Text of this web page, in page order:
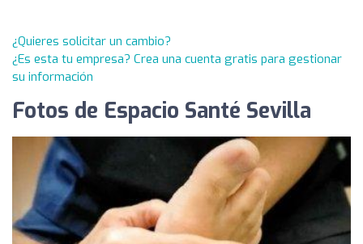
¿Quieres solicitar un cambio?
¿Es esta tu empresa? Crea una cuenta gratis para gestionar
su información
Fotos de Espacio Santé Sevilla